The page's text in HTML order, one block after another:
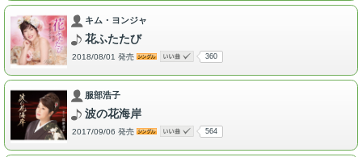
キム・ヨンジャ
花ふたたび
2018/08/01 発売 360
服部浩子
波の花海岸
2017/09/06 発売 564